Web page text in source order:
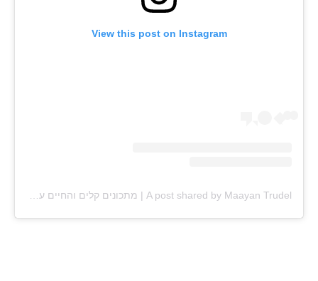
View this post on Instagram